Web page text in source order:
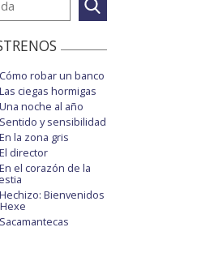
Cómo robar un banco
Las ciegas hormigas
Una noche al año
Sentido y sensibilidad
En la zona gris
El director
En el corazón de la
Hechizo: Bienvenidos
Sacamantecas